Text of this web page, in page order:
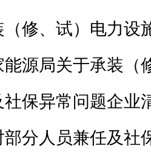
修、试）电力设
源局关于承装（
保异常问题企业
分人员兼任及社